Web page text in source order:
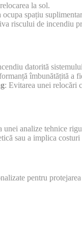
la sol.
ocupa spațiu
riscului de incendiu
datorită
îmbunătățită a
: Evitarea unei relocări
unei analize tehnice
sau a implica
pentru